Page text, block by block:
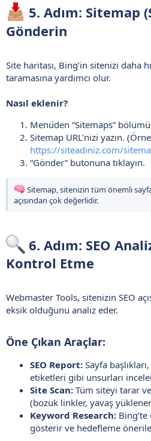
5. Adım: Sitemap
Gönderin​
Site haritası, Bing’in sitenizi daha
taramasına yardımcı olur.
Nasıl eklenir?
Menüden “Sitemaps”
Sitemap URL’nizi yazın.
https://siteadiniz.com/
“Gönder” butonuna tıklayın.
Sitemap, sitenizin tüm önemli
açısından çok değerlidir.
6. Adım: SEO
Kontrol Etme​
Webmaster Tools, sitenizin SEO
eksik olduğunu analiz eder.
Öne Çıkan Araçlar:​
SEO Report: Sayfa
etiketleri gibi unsurları
Site Scan: Tüm siteyi tarar
(bozuk linkler, yavaş
Keyword Research:
gösterir ve hedefleme